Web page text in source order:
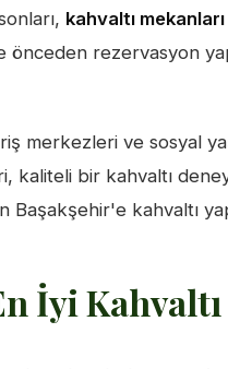
kahvaltı
rezervasyon
merkezleri ve sosyal
kaliteli bir kahvaltı
kahvaltı
İyi